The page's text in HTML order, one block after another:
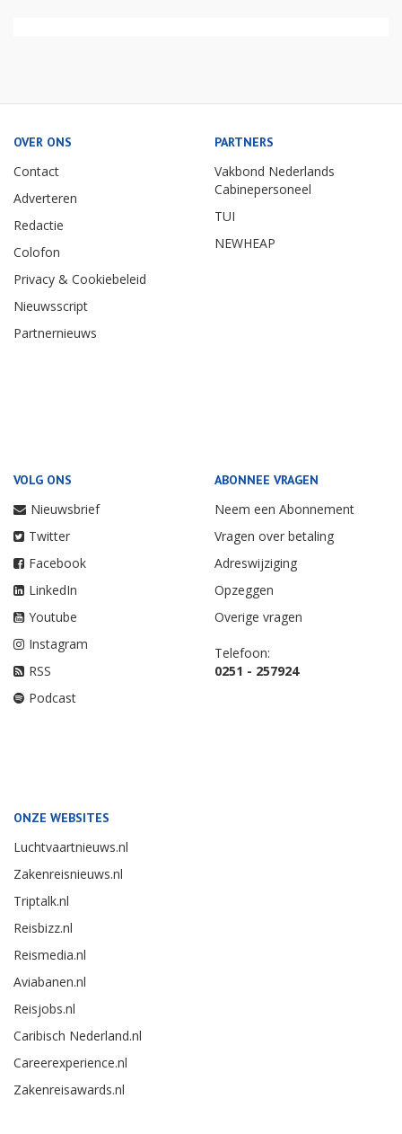
OVER ONS
Contact
Adverteren
Redactie
Colofon
Privacy & Cookiebeleid
Nieuwsscript
Partnernieuws
PARTNERS
Vakbond Nederlands
Cabinepersoneel
TUI
NEWHEAP
VOLG ONS
Nieuwsbrief
Twitter
Facebook
LinkedIn
Youtube
Instagram
RSS
Podcast
ABONNEE VRAGEN
Neem een Abonnement
Vragen over betaling
Adreswijziging
Opzeggen
Overige vragen
Telefoon:
0251 - 257924
ONZE WEBSITES
Luchtvaartnieuws.nl
Zakenreisnieuws.nl
Triptalk.nl
Reisbizz.nl
Reismedia.nl
Aviabanen.nl
Reisjobs.nl
Caribisch Nederland.nl
Careerexperience.nl
Zakenreisawards.nl